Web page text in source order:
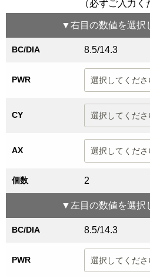
（必ずご入力く
▼右目 の数値を選択
BC/DIA 8.5/14.3
PWR
CY
AX
個数 2
▼ 左目 の数値を選択
BC/DIA 8.5/14.3
PWR